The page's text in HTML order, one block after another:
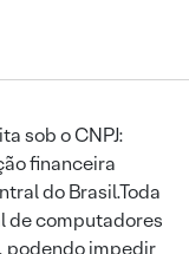
sob o CNPJ:
financeira
do Brasil.Toda
de computadores
podendo impedir